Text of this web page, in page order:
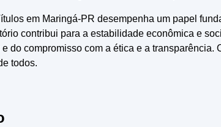
em Maringá-PR desempenha um papel
contribui para a estabilidade econômica e
do compromisso com a ética e a
todos.